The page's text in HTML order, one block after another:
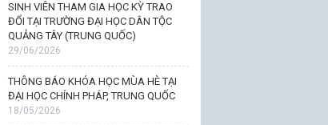
SINH VIÊN THAM GIA HỌC KỲ TRAO
ĐỔI TẠI TRƯỜNG ĐẠI HỌC DÂN TỘC
QUẢNG TÂY (TRUNG QUỐC)
29/06/2026
THÔNG BÁO KHÓA HỌC MÙA HÈ TẠI
ĐẠI HỌC CHÍNH PHÁP, TRUNG QUỐC
18/05/2026